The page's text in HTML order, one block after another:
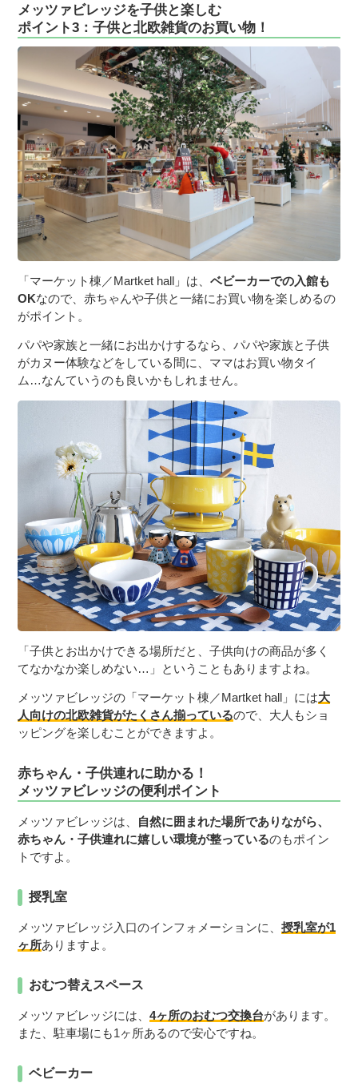
メッツァビレッジを子供と楽しむ
ポイント3：子供と北欧雑貨のお買い物！
「マーケット棟／Martket hall」は、ベビーカーでの入館も
OKなので、赤ちゃんや子供と一緒にお買い物を楽しめるの
がポイント。
パパや家族と一緒にお出かけするなら、パパや家族と子供
がカヌー体験などをしている間に、ママはお買い物タイ
ム…なんていうのも良いかもしれません。
「子供とお出かけできる場所だと、子供向けの商品が多く
てなかなか楽しめない…」ということもありますよね。
メッツァビレッジの「マーケット棟／Martket hall」には大
人向けの北欧雑貨がたくさん揃っているので、大人もショ
ッピングを楽しむことができますよ。
赤ちゃん・子供連れに助かる！
メッツァビレッジの便利ポイント
メッツァビレッジは、 自然に囲まれた場所でありながら、
赤ちゃん・子供連れに嬉しい環境が整っているのもポイン
トですよ。
授乳室
メッツァビレッジ入口のインフォメーションに、授乳室が1
ヶ所ありますよ。
おむつ替えスペース
メッツァビレッジには、4ヶ所のおむつ交換台があります。
また、駐車場にも1ヶ所あるので安心ですね。
ベビーカー